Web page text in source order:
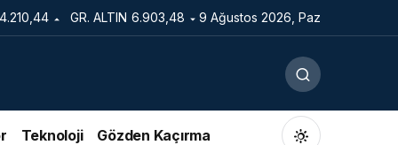
GR. ALTIN 6.903,48 9 Ağustos 2026, Paz
Teknoloji Gözden Kaçırma